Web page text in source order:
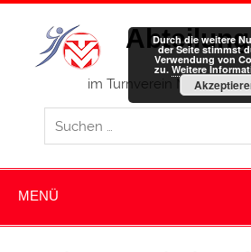
Zum
springen
im Turnverein
MENÜ
Durch die weitere
der Seite stimmst
Verwendung von
zu. Weitere